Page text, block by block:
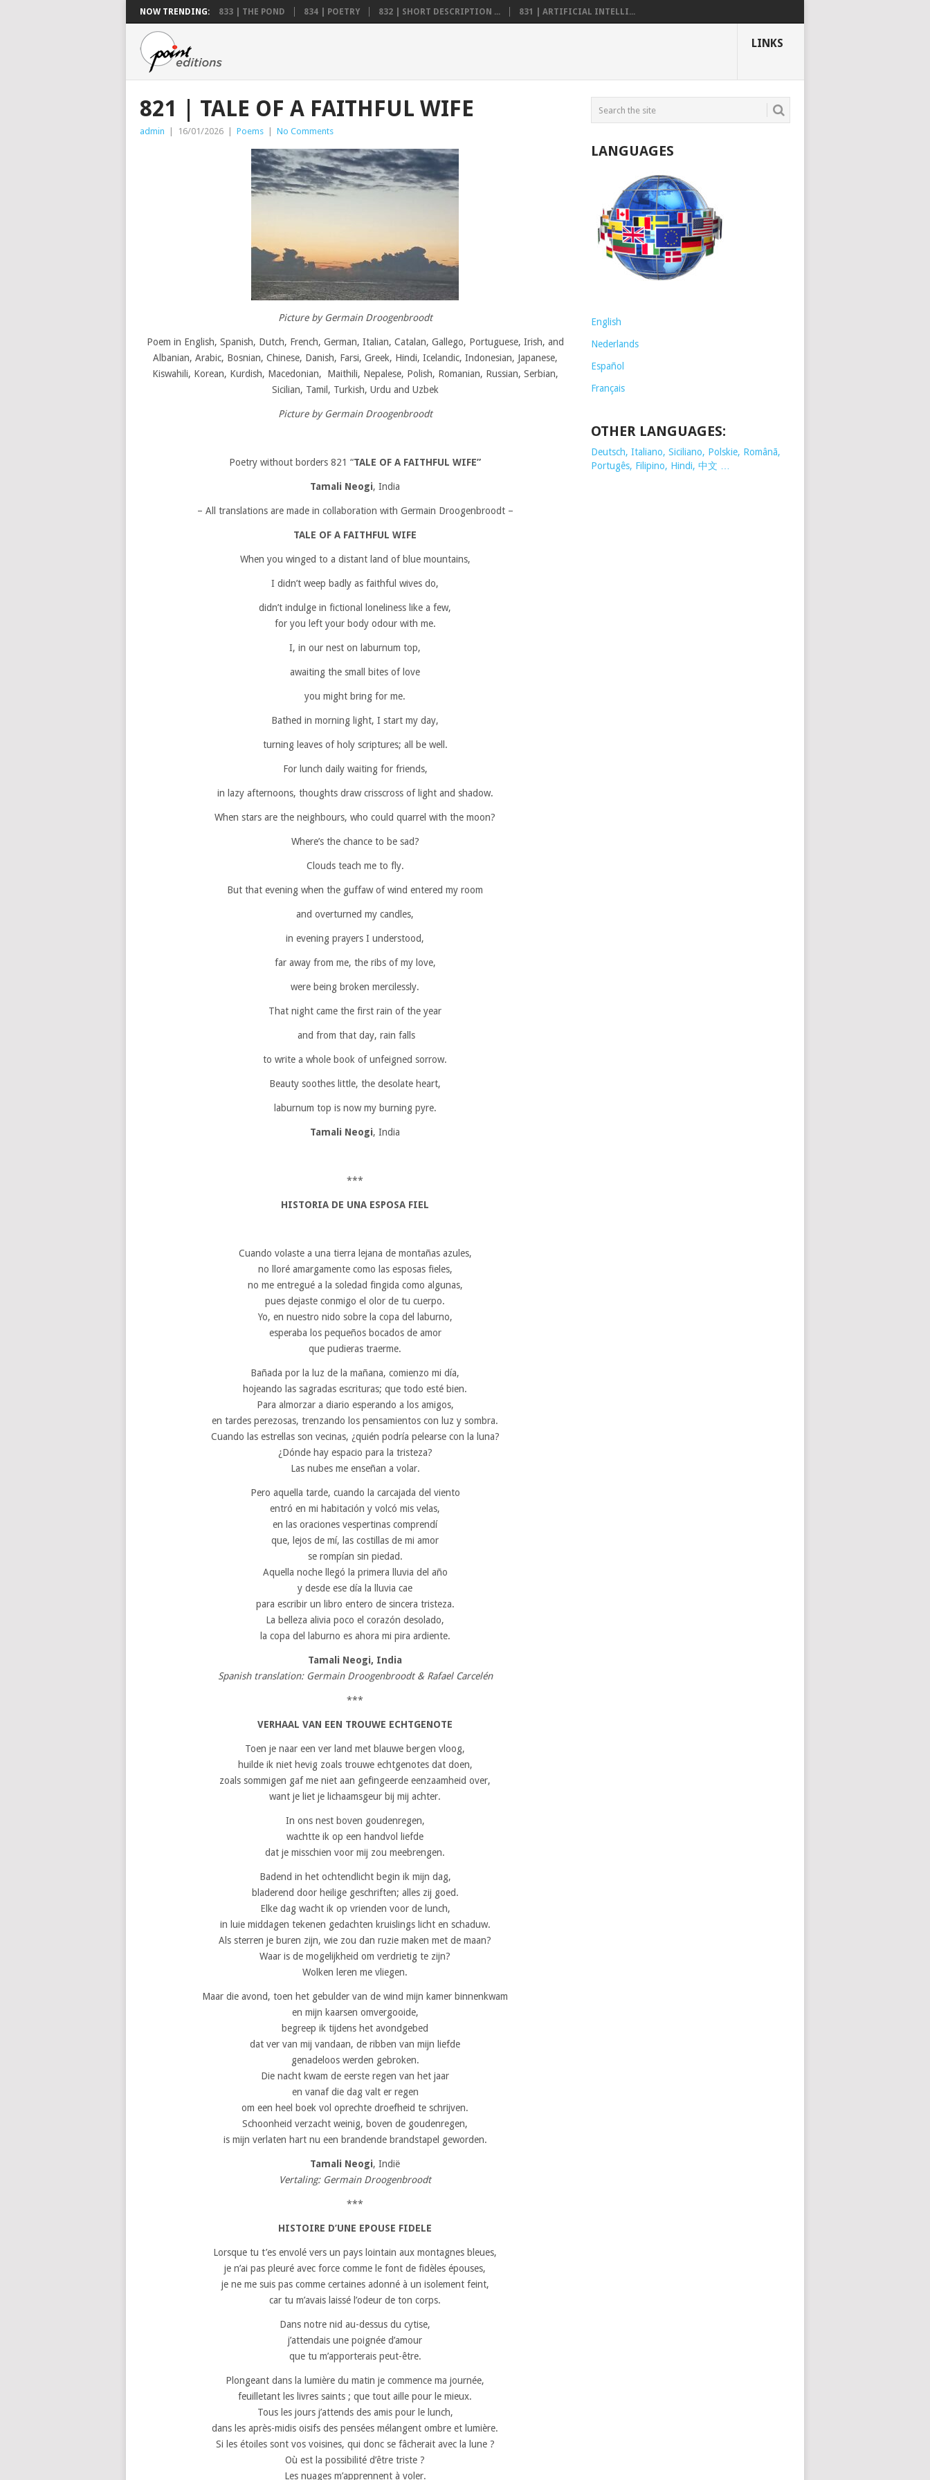
NOW TRENDING: 833 | THE POND 834 | POETRY 832 | SHORT DESCRIPTION ... 831 | ARTIFICIAL INTELLI...
LINKS
821 | TALE OF A FAITHFUL WIFE
admin 16/01/2026 Poems No Comments
Picture by Germain Droogenbroodt
Poem in English, Spanish, Dutch, French, German, Italian, Catalan, Gallego, Portuguese, Irish, and
Albanian, Arabic, Bosnian, Chinese, Danish, Farsi, Greek, Hindi, Icelandic, Indonesian, Japanese,
Kiswahili, Korean, Kurdish, Macedonian, Maithili, Nepalese, Polish, Romanian, Russian, Serbian,
Sicilian, Tamil, Turkish, Urdu and Uzbek
Picture by Germain Droogenbroodt
Poetry without borders 821 “TALE OF A FAITHFUL WIFE”
Tamali Neogi, India
– All translations are made in collaboration with Germain Droogenbroodt –
TALE OF A FAITHFUL WIFE
When you winged to a distant land of blue mountains,
I didn’t weep badly as faithful wives do,
didn’t indulge in fictional loneliness like a few,
for you left your body odour with me.
I, in our nest on laburnum top,
awaiting the small bites of love
you might bring for me.
Bathed in morning light, I start my day,
turning leaves of holy scriptures; all be well.
For lunch daily waiting for friends,
in lazy afternoons, thoughts draw crisscross of light and shadow.
When stars are the neighbours, who could quarrel with the moon?
Where’s the chance to be sad?
Clouds teach me to fly.
But that evening when the guffaw of wind entered my room
and overturned my candles,
in evening prayers I understood,
far away from me, the ribs of my love,
were being broken mercilessly.
That night came the first rain of the year
and from that day, rain falls
to write a whole book of unfeigned sorrow.
Beauty soothes little, the desolate heart,
laburnum top is now my burning pyre.
Tamali Neogi, India
***
HISTORIA DE UNA ESPOSA FIEL
Cuando volaste a una tierra lejana de montañas azules,
no lloré amargamente como las esposas fieles,
no me entregué a la soledad fingida como algunas,
pues dejaste conmigo el olor de tu cuerpo.
Yo, en nuestro nido sobre la copa del laburno,
esperaba los pequeños bocados de amor
que pudieras traerme.
Bañada por la luz de la mañana, comienzo mi día,
hojeando las sagradas escrituras; que todo esté bien.
Para almorzar a diario esperando a los amigos,
en tardes perezosas, trenzando los pensamientos con luz y sombra.
Cuando las estrellas son vecinas, ¿quién podría pelearse con la luna?
¿Dónde hay espacio para la tristeza?
Las nubes me enseñan a volar.
Pero aquella tarde, cuando la carcajada del viento
entró en mi habitación y volcó mis velas,
en las oraciones vespertinas comprendí
que, lejos de mí, las costillas de mi amor
se rompían sin piedad.
Aquella noche llegó la primera lluvia del año
y desde ese día la lluvia cae
para escribir un libro entero de sincera tristeza.
La belleza alivia poco el corazón desolado,
la copa del laburno es ahora mi pira ardiente.
Tamali Neogi, India
Spanish translation: Germain Droogenbroodt & Rafael Carcelén
***
VERHAAL VAN EEN TROUWE ECHTGENOTE
Toen je naar een ver land met blauwe bergen vloog,
huilde ik niet hevig zoals trouwe echtgenotes dat doen,
zoals sommigen gaf me niet aan gefingeerde eenzaamheid over,
want je liet je lichaamsgeur bij mij achter.
In ons nest boven goudenregen,
wachtte ik op een handvol liefde
dat je misschien voor mij zou meebrengen.
Badend in het ochtendlicht begin ik mijn dag,
bladerend door heilige geschriften; alles zij goed.
Elke dag wacht ik op vrienden voor de lunch,
in luie middagen tekenen gedachten kruislings licht en schaduw.
Als sterren je buren zijn, wie zou dan ruzie maken met de maan?
Waar is de mogelijkheid om verdrietig te zijn?
Wolken leren me vliegen.
Maar die avond, toen het gebulder van de wind mijn kamer binnenkwam
en mijn kaarsen omvergooide,
begreep ik tijdens het avondgebed
dat ver van mij vandaan, de ribben van mijn liefde
genadeloos werden gebroken.
Die nacht kwam de eerste regen van het jaar
en vanaf die dag valt er regen
om een heel boek vol oprechte droefheid te schrijven.
Schoonheid verzacht weinig, boven de goudenregen,
is mijn verlaten hart nu een brandende brandstapel geworden.
Tamali Neogi, Indië
Vertaling: Germain Droogenbroodt
***
HISTOIRE D’UNE EPOUSE FIDELE
Lorsque tu t’es envolé vers un pays lointain aux montagnes bleues,
je n’ai pas pleuré avec force comme le font de fidèles épouses,
je ne me suis pas comme certaines adonné à un isolement feint,
car tu m’avais laissé l’odeur de ton corps.
Dans notre nid au-dessus du cytise,
j’attendais une poignée d’amour
que tu m’apporterais peut-être.
Plongeant dans la lumière du matin je commence ma journée,
feuilletant les livres saints ; que tout aille pour le mieux.
Tous les jours j’attends des amis pour le lunch,
dans les après-midis oisifs des pensées mélangent ombre et lumière.
Si les étoiles sont vos voisines, qui donc se fâcherait avec la lune ?
Où est la possibilité d’être triste ?
Les nuages m’apprennent à voler.
LANGUAGES
English
Nederlands
Español
Français
OTHER LANGUAGES:
Deutsch, Italiano, Siciliano, Polskie, Românã,
Portugês, Filipino, Hindi, 中文 …